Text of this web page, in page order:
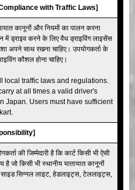
/ Compliance with Traffic Laws]
कानूनों और नियमों का पालन करना
में ड्राइव करने के लिए वैध ड्राइविंग लाइसेंस
अपने साथ रखना चाहिए। उपयोगकर्ता के
कौशल होना चाहिए।
local traffic laws and regulations.
at all times a valid driver's
Japan. Users must have sufficient
की जिम्मेदारी है कि कार्ट किसी भी ऐसी
है जो किसी भी स्थानीय यातायात कानूनों
सिग्नल लाइट, हेडलाइट्स, टेललाइट्स,